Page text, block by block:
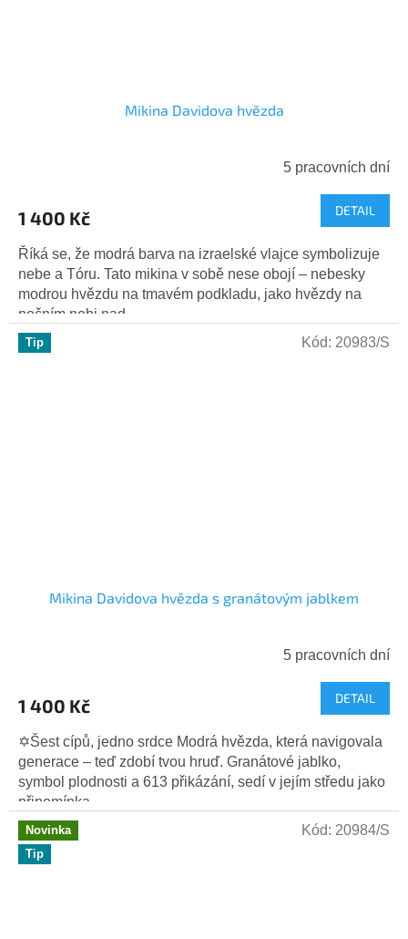
Mikina Davidova hvězda
5 pracovních dní
1 400 Kč DETAIL
Říká se, že modrá barva na izraelské vlajce symbolizuje
nebe a Tóru. Tato mikina v sobě nese obojí – nebesky
modrou hvězdu na tmavém podkladu, jako hvězdy na
nočním nebi nad...
Tip
Mikina Davidova hvězda s granátovým jablkem
5 pracovních dní
1 400 Kč DETAIL
✡️Šest cípů, jedno srdce Modrá hvězda, která navigovala
generace – teď zdobí tvou hruď. Granátové jablko,
symbol plodnosti a 613 přikázání, sedí v jejím středu jako
připomínka,...
Kód: 20983/S
Novinka
Tip
Kód: 20984/S